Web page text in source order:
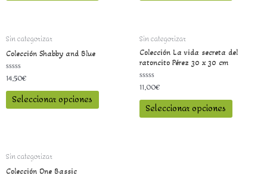
Sin categorizar
Colección Shabby and Blue
Valorado
con
0
14,50€
Seleccionar opciones
Sin categorizar
Colección La vida secreta del
ratoncito Pérez 30 x 30 cm
Valorado
con
0
11,00€
Seleccionar opciones
Sin categorizar
Colección One Bassic